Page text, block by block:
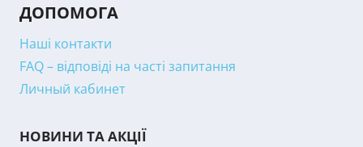
ДОПОМОГА
Наші контакти
FAQ – відповіді на часті запитання
Личный кабинет
НОВИНИ ТА АКЦІЇ